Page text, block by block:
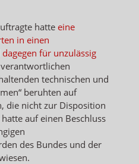
hatteeine
in einen
für unzulässig
technischen und
beruhten auf
die nicht zur Disposition
auf einen Beschluss
des Bundes und der